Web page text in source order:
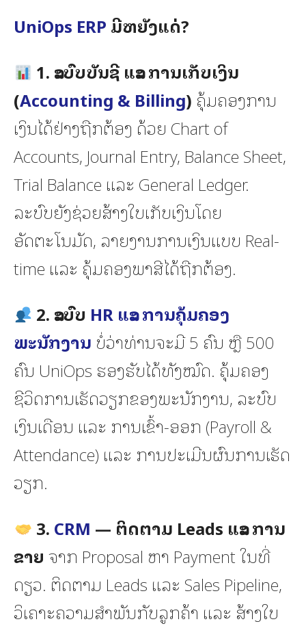
UniOps ERP ມີຫຍັງແດ່?
1. ລະບົບບັນຊີ ແລະ ການເກັບເງິນ
(Accounting & Billing) ຄຸ້ມຄອງການ
ເງິນໄດ້ຢ່າງຖືກຕ້ອງ ດ້ວຍ Chart of
Accounts, Journal Entry, Balance Sheet,
Trial Balance ແລະ General Ledger.
ລະບົບຍັງຊ່ວຍສ້າງໃບເກັບເງິນໂດຍ
ອັດຕະໂນມັດ, ລາຍງານການເງິນແບບ Real-
time ແລະ ຄຸ້ມຄອງພາສີໄດ້ຖືກຕ້ອງ.
2. ລະບົບ HR ແລະ ການຄຸ້ມຄອງ
ພະນັກງານ ບໍ່ວ່າທ່ານຈະມີ 5 ຄົນ ຫຼື 500
ຄົນ UniOps ຮອງຮັບໄດ້ທັງໝົດ. ຄຸ້ມຄອງ
ຊີວິດການເຮັດວຽກຂອງພະນັກງານ, ລະບົບ
ເງິນເດືອນ ແລະ ການເຂົ້າ-ອອກ (Payroll &
Attendance) ແລະ ການປະເມີນຜົນການເຮັດ
ວຽກ.
3. CRM — ຕິດຕາມ Leads ແລະ ການ
ຂາຍ ຈາກ Proposal ຫາ Payment ໃນທີ່
ດຽວ. ຕິດຕາມ Leads ແລະ Sales Pipeline,
ວິເຄາະຄວາມສຳພັນກັບລູກຄ້າ ແລະ ສ້າງໃບ